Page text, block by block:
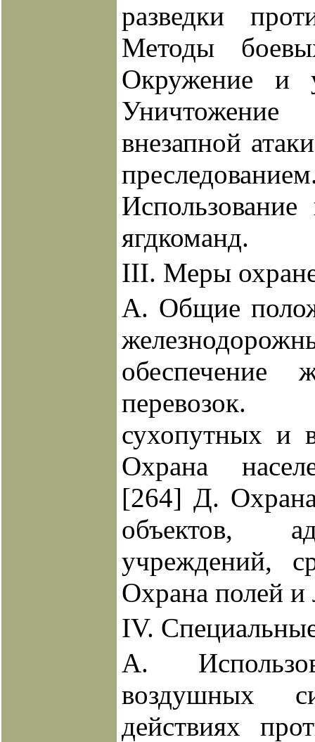
разведки
Методы
Окружение и
внезапной
Использование
ягдкоманд.
III. Меры
A. Общие
обеспечение
сухопутных и
Охрана
[264] Д.
объектов,
учреждений,
Охрана полей и
IV.
A.
воздушных
действиях